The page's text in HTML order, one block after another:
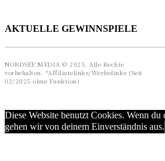
AKTUELLE GEWINNSPIELE
NORDSEE.MEDIA © 2025. Alle Rechte
vorbehalten. *Affiliatelinks/Werbelinks (Seit
02/2025 ohne Funktion)
Diese Website benutzt Cookies. Wenn du
gehen wir von deinem Einverständnis aus.